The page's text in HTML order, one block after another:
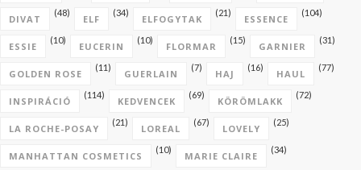
DIVAT
(48)
ELF
(34)
ELFOGYTAK
(21)
ESSENCE
(104)
ESSIE
(10)
EUCERIN
(10)
FLORMAR
(15)
GARNIER
(31)
GOLDEN ROSE
(11)
GUERLAIN
(7)
HAJ
(16)
HAUL
(77)
INSPIRÁCIÓ
(114)
KEDVENCEK
(69)
KÖRÖMLAKK
(72)
LA ROCHE-POSAY
(21)
LOREAL
(67)
LOVELY
(25)
MANHATTAN COSMETICS
(10)
MARIE CLAIRE
(34)